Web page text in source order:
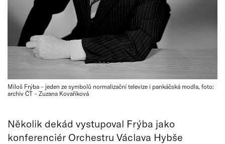
Miloš Frýba – jeden ze symbolů normalizační televize i pankáčská modla, foto:
archiv ČT – Zuzana Kovaříková
Několik dekád vystupoval Frýba jako
konferenciér Orchestru Václava Hybše